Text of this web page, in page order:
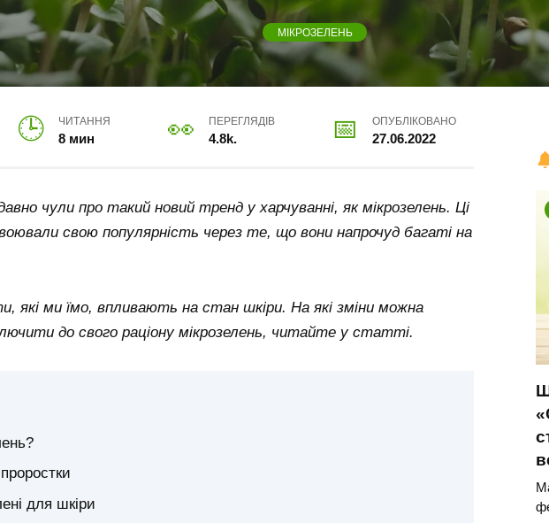
МІКРОЗЕЛЕНЬ
ЧИТАННЯ
8 мин
ПЕРЕГЛЯДІВ
4.8k.
ОПУБЛІКОВАНО
27.06.2022
чули про такий новий тренд у харчуванні, як мікрозелень. Ці
свою популярність через те, що вони напрочуд багаті на
які ми їмо, впливають на стан шкіри. На які зміни можна
до свого раціону мікрозелень, читайте у статті.
для шкіри